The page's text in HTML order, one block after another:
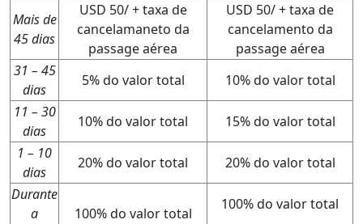
Mais de
45 dias
USD 50/ + taxa de
cancelamaneto da
passage aérea
USD 50/ + taxa de
cancelamento da
passage aérea
31 – 45
dias
5% do valor total
10% do valor total
11 – 30
dias
10% do valor total
15% do valor total
1 – 10
dias
20% do valor total
20% do valor total
Durante
a
100% do valor total
100% do valor total